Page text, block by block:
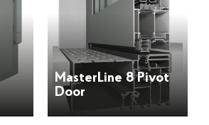
MasterLine 8 Pivot
Door